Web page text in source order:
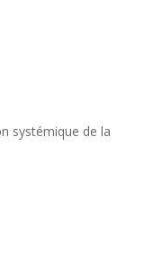
systémique de la